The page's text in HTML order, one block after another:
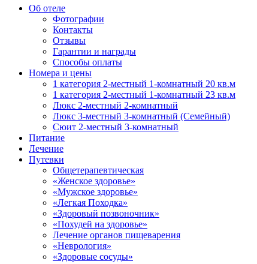
Об отеле
Фотографии
Контакты
Отзывы
Гарантии и награды
Способы оплаты
Номера и цены
1 категория 2-местный 1-комнатный 20 кв.м
1 категория 2-местный 1-комнатный 23 кв.м
Люкс 2-местный 2-комнатный
Люкс 3-местный 3-комнатный (Семейный)
Сюит 2-местный 3-комнатный
Питание
Лечение
Путевки
Общетерапевтическая
«Женское здоровье»
«Мужское здоровье»
«Легкая Походка»
«Здоровый позвоночник»
«Похудей на здоровье»
Лечение органов пищеварения
«Неврология»
«Здоровые сосуды»